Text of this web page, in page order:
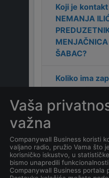
Koji je
NEMANJA
ŠABAC?
Koliko ima
kompanija
Koji je datum
kompanije
Vaša
važna
Companywall Business koristi
valjano radio, pružio Vama što
korisničko iskustvo, u
bismo unapredili
Companywall Business portala